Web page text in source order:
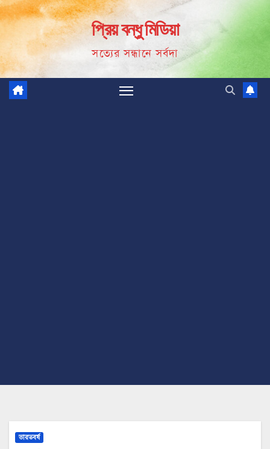
Skip
to
content
প্রিয় বন্ধু মিডিয়া
সত্যের সন্ধানে সর্বদা
ভারতবর্ষ